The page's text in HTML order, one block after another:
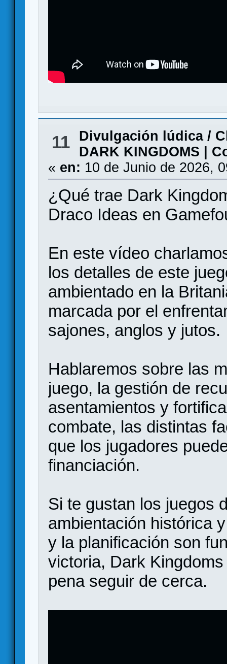
11 Divulgación lúdica/
DARK KINGDOMS |
« en: 10 de Junio de 2026,
¿Qué trae Dark
Draco Ideas en
En este vídeo
los detalles de este
ambientado en la
marcada por el
sajones, anglos y jutos.
Hablaremos sobre las
juego, la gestión de
asentamientos y
combate, las distintas
que los jugadores
financiación.
Si te gustan los juegos
ambientación histórica
y la planificación son
victoria, Dark
pena seguir de cerca.